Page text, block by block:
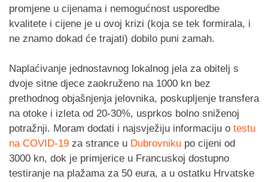
promjene u cijenama i nemogućnost usporedbe
kvalitete i cijene je u ovoj krizi (koja se tek formirala, i
ne znamo dokad će trajati) dobilo puni zamah.
Naplaćivanje jednostavnog lokalnog jela za obitelj s
dvoje sitne djece zaokruženo na 1000 kn bez
prethodnog objašnjenja jelovnika, poskupljenje transfera
na otoke i izleta od 20-30%, usprkos bolno sniženoj
potražnji. Moram dodati i najsvježiju informaciju o testu
na COVID-19 za strance u Dubrovniku po cijeni od
3000 kn, dok je primjerice u Francuskoj dostupno
testiranje na plažama za 50 eura, a u ostatku Hrvatske